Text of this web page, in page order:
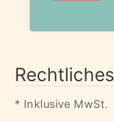
Rechtliches
* Inklusive MwSt.